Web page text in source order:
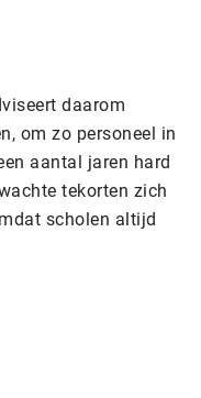
daarom
om zo personeel in
aantal jaren hard
tekorten zich
scholen altijd